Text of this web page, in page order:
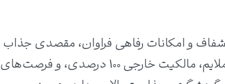
و امکانات رفاهی فراوان، مقصدی جذاب
برای سرمایه‌گذاران است. این کشور با قوانین مالیاتی ملایم، مالکیت خارجی 100 درصدی، و فرصت‌های